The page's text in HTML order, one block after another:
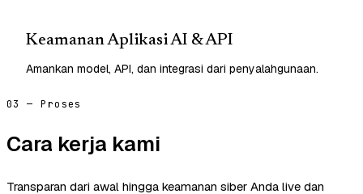
Keamanan Aplikasi AI & API
Amankan model, API, dan integrasi dari penyalahgunaan.
03 — Proses
Cara kerja kami
Transparan dari awal hingga keamanan siber Anda live dan